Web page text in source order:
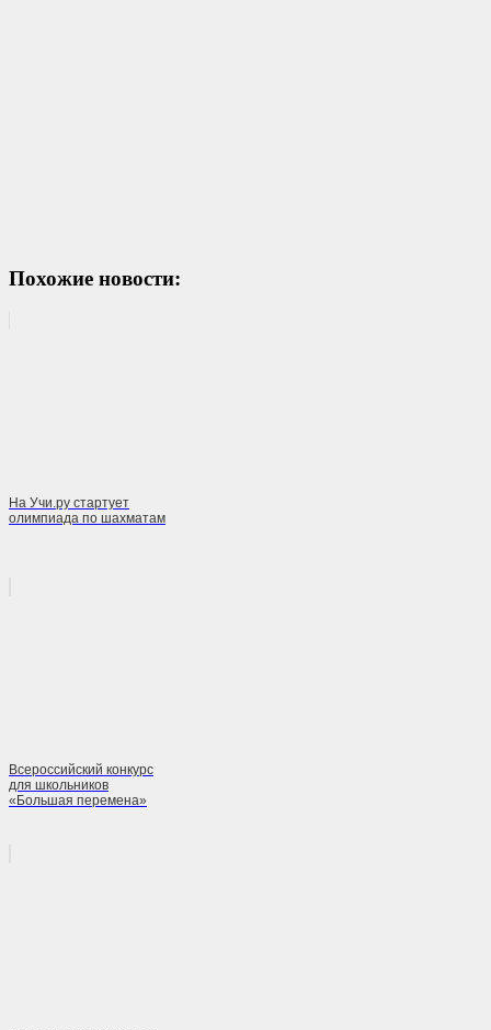
Похожие новости:
На Учи.ру стартует
олимпиада по шахматам
Всероссийский конкурс
для школьников
«Большая перемена»